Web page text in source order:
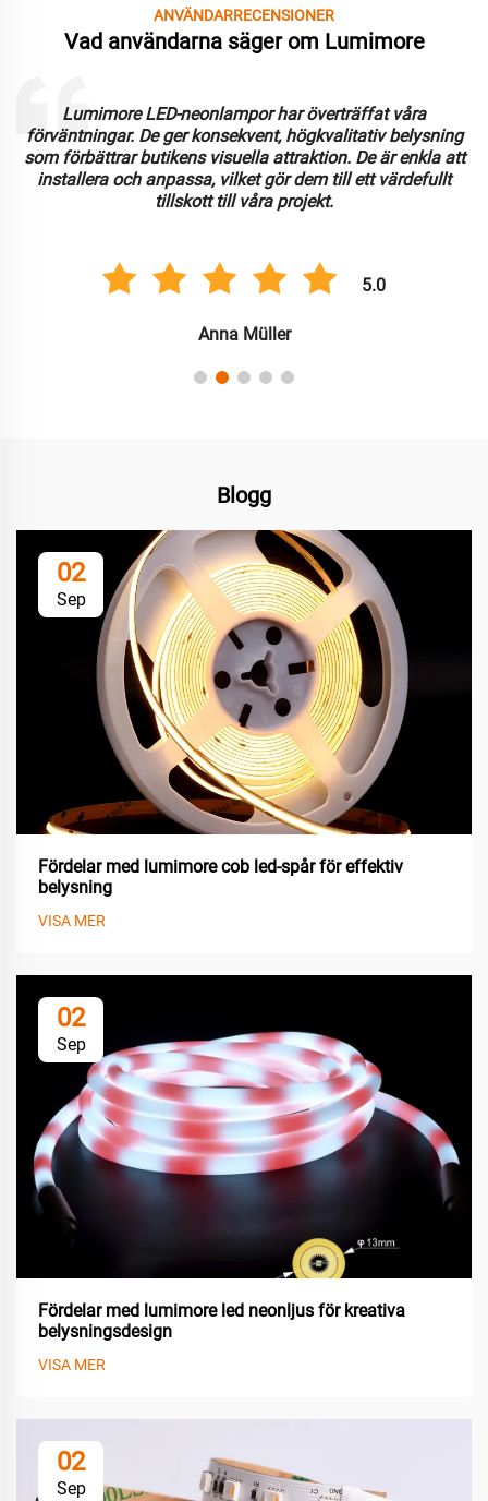
ANVÄNDARRECENSIONER
Vad användarna säger om Lumimore
Lumimore LED-neonlampor har överträffat våra
förväntningar. De ger konsekvent, högkvalitativ belysning
som förbättrar butikens visuella attraktion. De är enkla att
installera och anpassa, vilket gör dem till ett värdefullt
tillskott till våra projekt.
5.0
Anna Müller
Blogg
02
Sep
Fördelar med lumimore cob led-spår för effektiv
belysning
VISA MER
02
Sep
Fördelar med lumimore led neonljus för kreativa
belysningsdesign
VISA MER
02
Sep